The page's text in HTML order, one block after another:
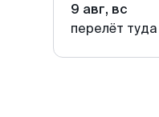
9 авг, вс
перелёт туда